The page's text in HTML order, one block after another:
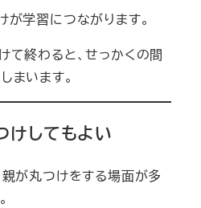
が学習につながります。
て終わると、せっかくの間
まいます。
けしてもよい
が丸つけをする場面が多